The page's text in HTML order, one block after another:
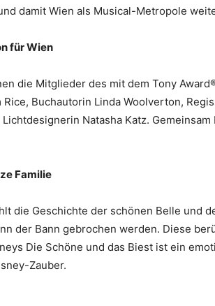
damit Wien als Musical-Metropole
für Wien
die Mitglieder des mit dem Tony
Buchautorin Linda Woolverton,
Natasha Katz.
Familie
die Geschichte der schönen Belle und
der Bann gebrochen werden. Diese
Die Schöne und das Biest ist ein
Zauber.